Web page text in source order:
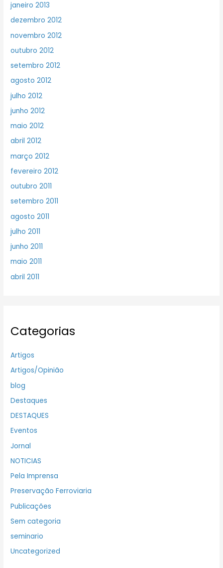
janeiro 2013
dezembro 2012
novembro 2012
outubro 2012
setembro 2012
agosto 2012
julho 2012
junho 2012
maio 2012
abril 2012
março 2012
fevereiro 2012
outubro 2011
setembro 2011
agosto 2011
julho 2011
junho 2011
maio 2011
abril 2011
Categorias
Artigos
Artigos/Opinião
blog
Destaques
DESTAQUES
Eventos
Jornal
NOTICIAS
Pela Imprensa
Preservação Ferroviaria
Publicações
Sem categoria
seminario
Uncategorized